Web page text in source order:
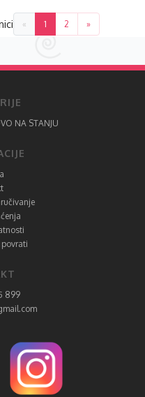
« 1 2 »
NA STANJU
povrati
899